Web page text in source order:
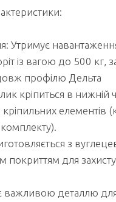
Утримує
із вагою до 500 кг,
профілю Дельта
кріпиться в нижній
елементів
з
покриттям для захисту
важливою деталлю